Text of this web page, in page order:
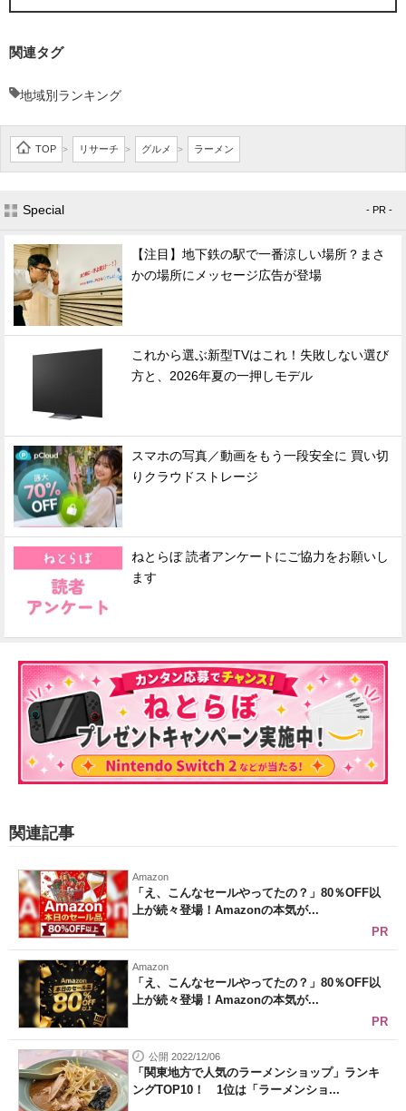
関連タグ
地域別ランキング
TOP > リサーチ > グルメ > ラーメン
Special - PR -
【注目】地下鉄の駅で一番涼しい場所？まさ
かの場所にメッセージ広告が登場
これから選ぶ新型TVはこれ！失敗しない選び
方と、2026年夏の一押しモデル
スマホの写真／動画をもう一段安全に 買い切
りクラウドストレージ
ねとらぼ 読者アンケートにご協力をお願いし
ます
関連記事
Amazon
「え、こんなセールやってたの？」80％OFF以
上が続々登場！Amazonの本気が...
PR
Amazon
「え、こんなセールやってたの？」80％OFF以
上が続々登場！Amazonの本気が...
PR
公開 2022/12/06
「関東地方で人気のラーメンショップ」ランキ
ングTOP10！ 1位は「ラーメンショ...